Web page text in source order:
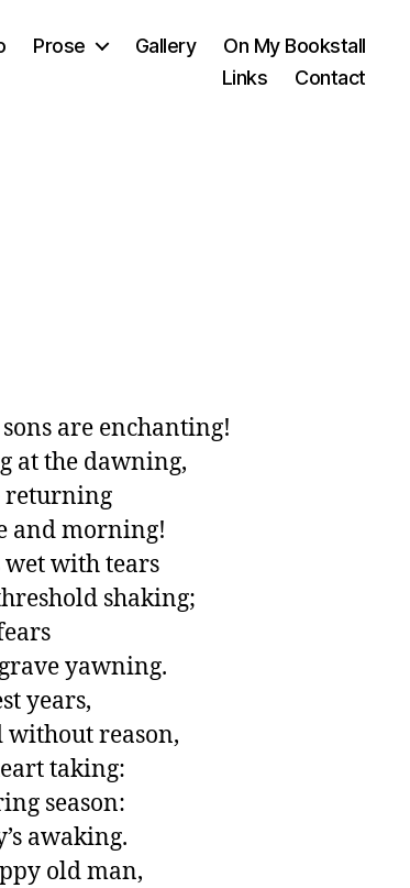
Prose Gallery
On My Bookstall
Links
Contact
are enchanting!
at the dawning,
returning
and morning!
with tears
shaking;
yawning.
years,
without reason,
taking:
season:
awaking.
old man,